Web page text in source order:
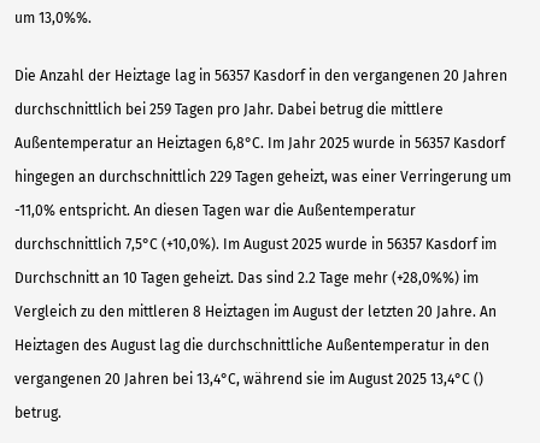
um 13,0%%.
Die Anzahl der Heiztage lag in 56357 Kasdorf in den vergangenen 20 Jahren
durchschnittlich bei 259 Tagen pro Jahr. Dabei betrug die mittlere
Außentemperatur an Heiztagen 6,8°C. Im Jahr 2025 wurde in 56357 Kasdorf
hingegen an durchschnittlich 229 Tagen geheizt, was einer Verringerung um
-11,0% entspricht. An diesen Tagen war die Außentemperatur
durchschnittlich 7,5°C (+10,0%). Im August 2025 wurde in 56357 Kasdorf im
Durchschnitt an 10 Tagen geheizt. Das sind 2.2 Tage mehr (+28,0%%) im
Vergleich zu den mittleren 8 Heiztagen im August der letzten 20 Jahre. An
Heiztagen des August lag die durchschnittliche Außentemperatur in den
vergangenen 20 Jahren bei 13,4°C, während sie im August 2025 13,4°C ()
betrug.